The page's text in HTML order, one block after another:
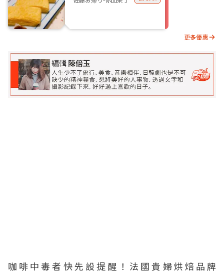
更多優惠
咖啡中毒者快先設提醒！法國貴婦烘焙品牌